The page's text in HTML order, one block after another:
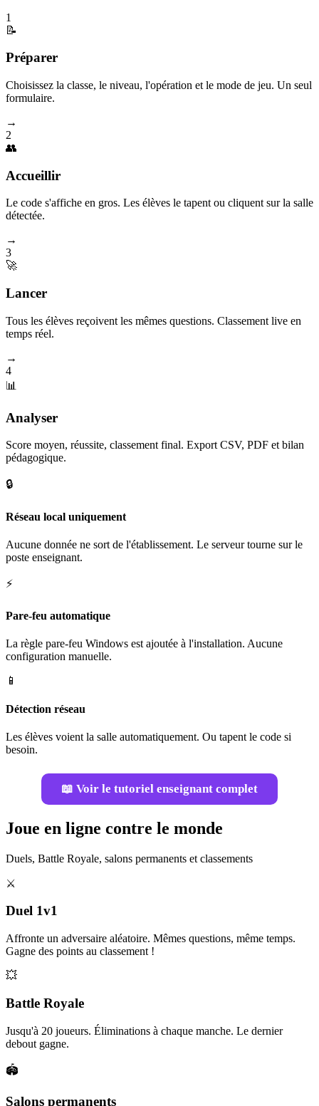
1
📝
Préparer
Choisissez la classe, le niveau, l'opération et le mode de jeu. Un seul
formulaire.
→
2
👥
Accueillir
Le code s'affiche en gros. Les élèves le tapent ou cliquent sur la salle
détectée.
→
3
🚀
Lancer
Tous les élèves reçoivent les mêmes questions. Classement live en
temps réel.
→
4
📊
Analyser
Score moyen, réussite, classement final. Export CSV, PDF et bilan
pédagogique.
🔒
Réseau local uniquement
Aucune donnée ne sort de l'établissement. Le serveur tourne sur le
poste enseignant.
⚡
Pare-feu automatique
La règle pare-feu Windows est ajoutée à l'installation. Aucune
configuration manuelle.
📱
Détection réseau
Les élèves voient la salle automatiquement. Ou tapent le code si
besoin.
📖 Voir le tutoriel enseignant complet
Joue en ligne contre le monde
Duels, Battle Royale, salons permanents et classements
⚔️
Duel 1v1
Affronte un adversaire aléatoire. Mêmes questions, même temps.
Gagne des points au classement !
💥
Battle Royale
Jusqu'à 20 joueurs. Éliminations à chaque manche. Le dernier
debout gagne.
🏟️
Salons permanents